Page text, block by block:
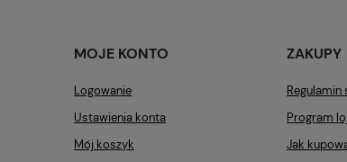
MOJE KONTO
Logowanie
Ustawienia konta
Mój koszyk
ZAKUPY
Regulamin
Program
Jak